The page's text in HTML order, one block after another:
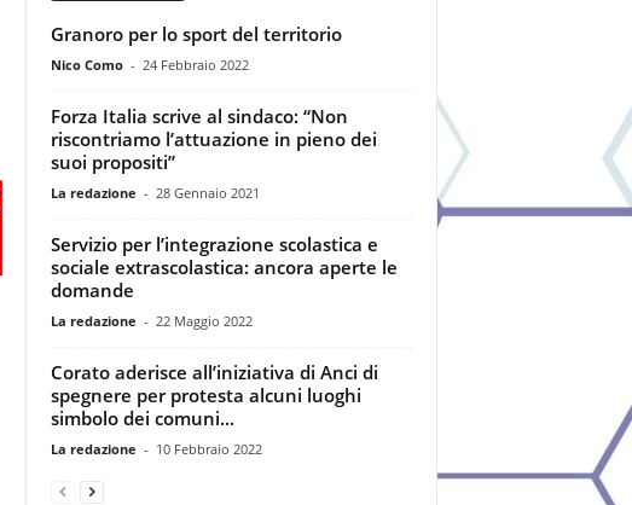
Granoro per lo sport del territorio
Nico Como - 24 Febbraio 2022
Forza Italia scrive al sindaco: “Non
riscontriamo l’attuazione in pieno dei
suoi propositi”
La redazione - 28 Gennaio 2021
Servizio per l’integrazione scolastica e
sociale extrascolastica: ancora aperte le
domande
La redazione - 22 Maggio 2022
Corato aderisce all’iniziativa di Anci di
spegnere per protesta alcuni luoghi
simbolo dei comuni...
La redazione - 10 Febbraio 2022